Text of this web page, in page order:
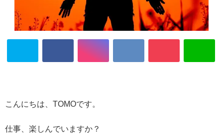
こんにちは、TOMOです。
仕事、楽しんでいますか？